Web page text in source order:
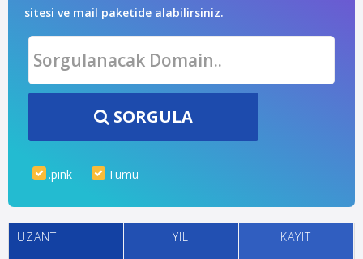
sitesi ve mail paketide alabilirsiniz.
SORGULA
.pink Tümü
UZANTI YIL KAYIT